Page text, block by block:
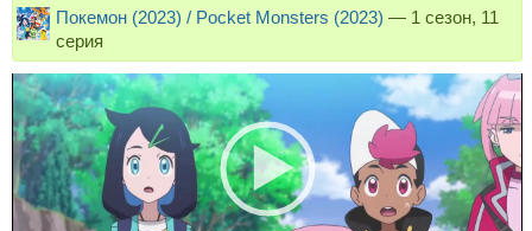
Покемон (2023) / Pocket Monsters (2023) — 1 сезон, 11
серия